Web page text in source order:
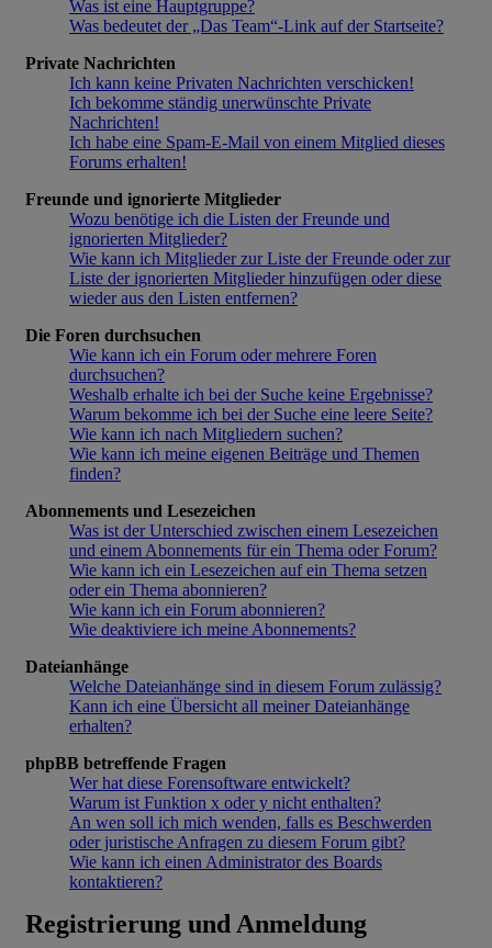
Was ist eine Hauptgruppe?
Was bedeutet der „Das Team“-Link auf der Startseite?
Private Nachrichten
Ich kann keine Privaten Nachrichten verschicken!
Ich bekomme ständig unerwünschte Private
Nachrichten!
Ich habe eine Spam-E-Mail von einem Mitglied dieses
Forums erhalten!
Freunde und ignorierte Mitglieder
Wozu benötige ich die Listen der Freunde und
ignorierten Mitglieder?
Wie kann ich Mitglieder zur Liste der Freunde oder zur
Liste der ignorierten Mitglieder hinzufügen oder diese
wieder aus den Listen entfernen?
Die Foren durchsuchen
Wie kann ich ein Forum oder mehrere Foren
durchsuchen?
Weshalb erhalte ich bei der Suche keine Ergebnisse?
Warum bekomme ich bei der Suche eine leere Seite?
Wie kann ich nach Mitgliedern suchen?
Wie kann ich meine eigenen Beiträge und Themen
finden?
Abonnements und Lesezeichen
Was ist der Unterschied zwischen einem Lesezeichen
und einem Abonnements für ein Thema oder Forum?
Wie kann ich ein Lesezeichen auf ein Thema setzen
oder ein Thema abonnieren?
Wie kann ich ein Forum abonnieren?
Wie deaktiviere ich meine Abonnements?
Dateianhänge
Welche Dateianhänge sind in diesem Forum zulässig?
Kann ich eine Übersicht all meiner Dateianhänge
erhalten?
phpBB betreffende Fragen
Wer hat diese Forensoftware entwickelt?
Warum ist Funktion x oder y nicht enthalten?
An wen soll ich mich wenden, falls es Beschwerden
oder juristische Anfragen zu diesem Forum gibt?
Wie kann ich einen Administrator des Boards
kontaktieren?
Registrierung und Anmeldung